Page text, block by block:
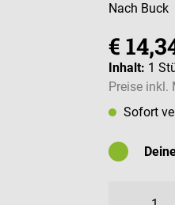
Nach Buck
€
Inhalt: 1
Preise inkl.
Sofort